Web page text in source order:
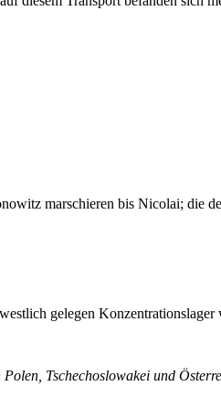
marschieren bis Nicolai; die
gelegen
Tschechoslowakei und